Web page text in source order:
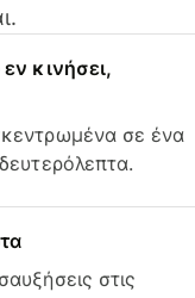
κινήσει,
σε ένα
στις